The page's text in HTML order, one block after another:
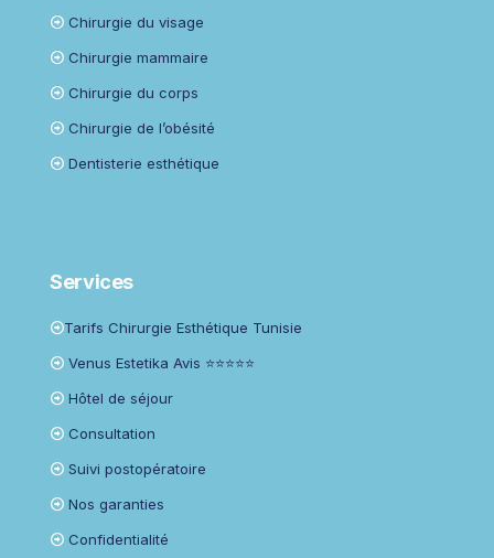
Chirurgie du visage
Chirurgie mammaire
Chirurgie du corps
Chirurgie de l’obésité
Dentisterie esthétique
Services
Tarifs Chirurgie Esthétique Tunisie
Venus Estetika Avis ⭐⭐⭐⭐⭐
Hôtel de séjour
Consultation
Suivi postopératoire
Nos garanties
Confidentialité